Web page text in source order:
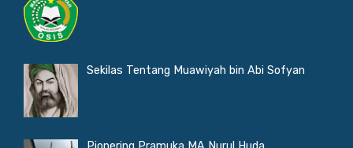
Sekilas Tentang Muawiyah bin Abi Sofyan